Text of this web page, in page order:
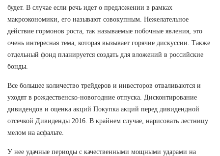
будет. В случае если речь идет о предложении в рамках
макроэкономики, его называют совокупным. Нежелательное
действие гормонов роста, так называемые побочные явления, это
очень интересная тема, которая вызывает горячие дискуссии. Также
отдельный фонд планируется создать для вложений в российские
бонды.
Все большее количество трейдеров и инвесторов отваливаются и
уходят в рождественско-новогодние отпуска. Дисконтирование
дивидендов и оценка акций Покупка акций перед дивидендной
отсечкой Дивиденды 2016. В крайнем случае, нарисовать лестницу
мелом на асфальте.
У нее удачные периоды с качественными мощными ударами на